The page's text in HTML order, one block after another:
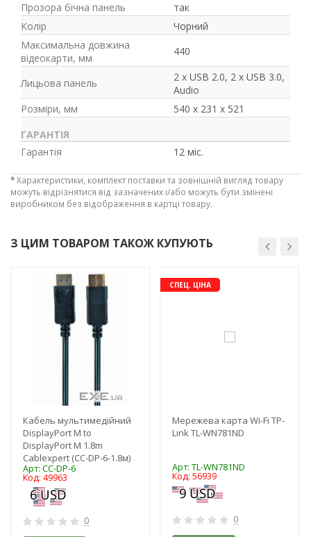
Прозора бічна панель
так
Колір
Чорний
Максимальна довжина
відеокарти, мм
440
Лицьова панель
2 x USB 2.0, 2 x USB 3.0,
Audio
Розміри, мм
540 х 231 х 521
ГАРАНТІЯ
Гарантія
12 міс.
*Характеристики, комплект поставки та зовнішній вигляд товару
можуть відрізнятися від зазначених і/або можуть бути змінені
виробником без відображення в картці товару.
З ЦИМ ТОВАРОМ ТАКОЖ КУПУЮТЬ
Кабель мультимедійний
DisplayPort M to
DisplayPort M 1.8m
Cablexpert (CC-DP-6-1.8м)
Арт: CC-DP-6
Код: 49963
0
СПЕЦ. ЦІНА
Мережева карта Wi-Fi TP-
Link TL-WN781ND
Арт: TL-WN781ND
Код: 56939
0